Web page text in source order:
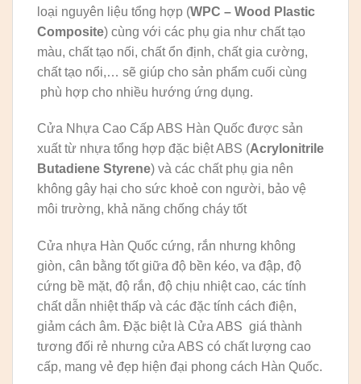
loại nguyên liệu tổng hợp (WPC – Wood Plastic
Composite) cùng với các phụ gia như chất tạo
màu, chất tạo nối, chất ổn định, chất gia cường,
chất tạo nổi,… sẽ giúp cho sản phẩm cuối cùng
phù hợp cho nhiều hướng ứng dụng.
Cửa Nhựa Cao Cấp ABS Hàn Quốc được sản
xuất từ nhựa tổng hợp đặc biệt ABS (Acrylonitrile
Butadiene Styrene) và các chất phụ gia nên
không gây hại cho sức khoẻ con người, bảo vệ
môi trường, khả năng chống cháy tốt
Cửa nhựa Hàn Quốc cứng, rắn nhưng không
giòn, cân bằng tốt giữa độ bền kéo, va đập, độ
cứng bề mặt, độ rắn, độ chịu nhiệt cao, các tính
chất dẫn nhiệt thấp và các đặc tính cách điện,
giảm cách âm. Đặc biệt là Cửa ABS giá thành
tương đối rẻ nhưng cửa ABS có chất lượng cao
cấp, mang vẻ đẹp hiện đại phong cách Hàn Quốc.